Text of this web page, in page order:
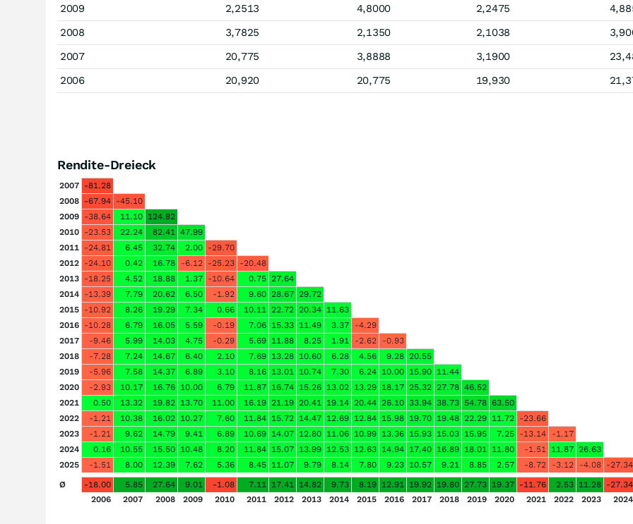
2009
2,2513 4,8000 2,2475
2008
3,7825 2,1350 2,1038
2007
20,775 3,8888 3,1900
2006
20,920 20,775 19,930
Rendite-Dreieck
2007 -81.28
2008 -67.94 -45.10
2009 -38.64 11.10 124.82
2010 -23.53 22.24 82.41 47.99
2011 -24.81 6.45 32.74 2.00 -29.70
2012 -24.10 0.42 16.78 -6.12 -25.23 -20.48
2013 -18.25 4.52 18.88 1.37 -10.64 0.75 27.64
2014 -13.39 7.79 20.62 6.50 -1.92 9.60 28.67 29.72
2015 -10.92 8.26 19.29 7.34 0.66 10.11 22.72 20.34 11.63
2016 -10.28 6.79 16.05 5.59 -0.19 7.06 15.33 11.49 3.37
-4.29
2017
-9.46 5.99 14.03 4.75 -0.29 5.69 11.88 8.25 1.91 -2.62
-0.93
2018
-7.28 7.24 14.67 6.40 2.10 7.69 13.28 10.60 6.28 4.56 9.28 20.55
2019
-5.96 7.58 14.37 6.89 3.10 8.16 13.01 10.74 7.30 6.24 10.00 15.90 11.44
2020
-2.93 10.17 16.76 10.00 6.79 11.87 16.74 15.26 13.02 13.29 18.17 25.32 27.78 46.52
2021
0.50 13.32 19.82 13.70 11.00 16.19 21.19 20.41 19.14 20.44 26.10 33.94 38.73 54.78 63.50
2022
-1.21 10.38 16.02 10.27 7.60 11.84 15.72 14.47 12.69 12.84 15.98 19.70 19.48 22.29 11.72 -23.66
2023
-1.21 9.62 14.79 9.41 6.89 10.69 14.07 12.80 11.06 10.99 13.36 15.93 15.03 15.95 7.25 -13.14
-1.17
2024
0.16 10.55 15.50 10.48 8.20 11.84 15.07 13.99 12.53 12.63 14.94 17.40 16.89 18.01 11.80 -1.51 11.87 26.63
2025
-1.51 8.00 12.39 7.62 5.36 8.45 11.07 9.79 8.14 7.80 9.23 10.57 9.21 8.85 2.57 -8.72 -3.12 -4.08 -27.34
Ø
-18.00 5.85 27.64 9.01 -1.08 7.11 17.41 14.82 9.73 8.19 12.91 19.92 19.80 27.73 19.37 -11.76 2.53 11.28 -27.34
2006
2007 2008 2009 2010 2011 2012 2013 2014 2015 2016 2017 2018 2019 2020 2021 2022 2023 2024